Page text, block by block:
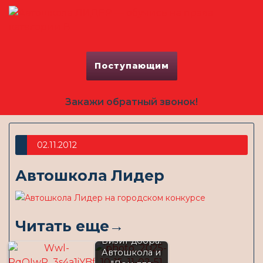
Поступающим
Закажи обратный звонок!
02.11.2012
Автошкола Лидер
Читать еще→
Визит добра:
Автошкола и